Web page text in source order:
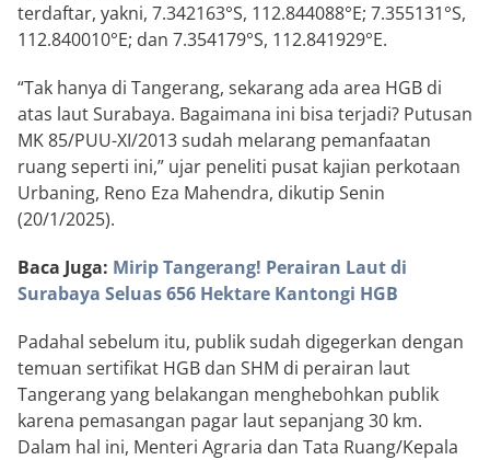
terdaftar, yakni, 7.342163°S, 112.844088°E; 7.355131°S,
112.840010°E; dan 7.354179°S, 112.841929°E.
“Tak hanya di Tangerang, sekarang ada area HGB di
atas laut Surabaya. Bagaimana ini bisa terjadi? Putusan
MK 85/PUU-XI/2013 sudah melarang pemanfaatan
ruang seperti ini,” ujar peneliti pusat kajian perkotaan
Urbaning, Reno Eza Mahendra, dikutip Senin
(20/1/2025).
Baca Juga: Mirip Tangerang! Perairan Laut di
Surabaya Seluas 656 Hektare Kantongi HGB
Padahal sebelum itu, publik sudah digegerkan dengan
temuan sertifikat HGB dan SHM di perairan laut
Tangerang yang belakangan menghebohkan publik
karena pemasangan pagar laut sepanjang 30 km.
Dalam hal ini, Menteri Agraria dan Tata Ruang/Kepala